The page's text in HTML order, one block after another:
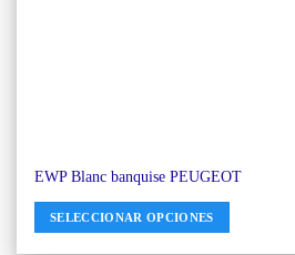
EWP Blanc banquise PEUGEOT
SELECCIONAR OPCIONES